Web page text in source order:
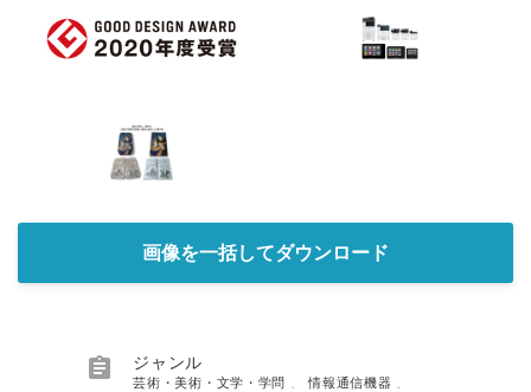
画像を一括してダウンロード
 ジャンル
芸術・美術・文学・学問 、情報通信機器